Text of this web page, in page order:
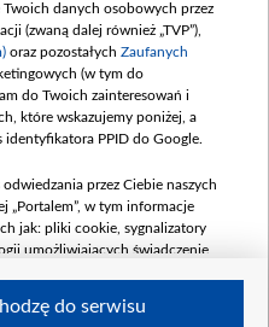
000,00 PLN
GRUDZIEŃ 2025
mln)
000,00 PLN
LUTY 2026 (wpłata
180 mln, 8
000,00 PLN
danych osobowych przez
(zwaną dalej również „TVP”),
oraz pozostałych Zaufanych
(w tym do
do Twoich zainteresowań i
które wskazujemy poniżej, a
identyfikatora PPID do Google.
przez Ciebie naszych
„Portalem”, w tym informacje
jak: pliki cookie, sygnalizatory
umożliwiających świadczenie
do serwisu